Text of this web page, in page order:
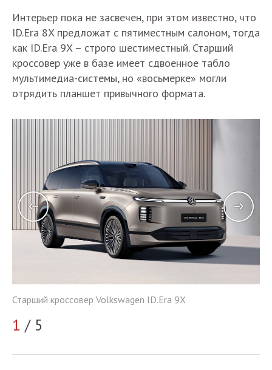
Интерьер пока не засвечен, при этом известно, что
ID.Era 8X предложат с пятиместным салоном, тогда
как ID.Era 9X – строго шестиместный. Старший
кроссовер уже в базе имеет сдвоенное табло
мультимедиа-системы, но «восьмерке» могли
отрядить планшет привычного формата.
Старший кроссовер Volkswagen ID.Era 9X
1 / 5